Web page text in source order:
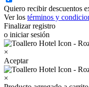
Quiero recibir descuentos
Ver los términos y
Finalizar registro
o iniciar sesión
×
Aceptar
×